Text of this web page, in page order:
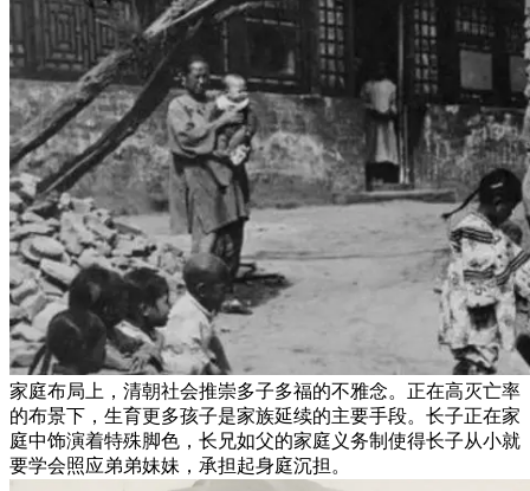
家庭布局上，清朝社会推崇多子多福的不雅念。正在高灭亡率
的布景下，生育更多孩子是家族延续的主要手段。长子正在家
庭中饰演着特殊脚色，长兄如父的家庭义务制使得长子从小就
要学会照应弟弟妹妹，承担起身庭沉担。